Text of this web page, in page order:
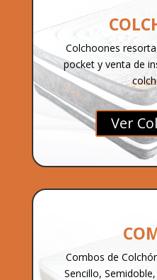
Colchoones
pocket y venta de
Ver
Combos de
Sencillo,